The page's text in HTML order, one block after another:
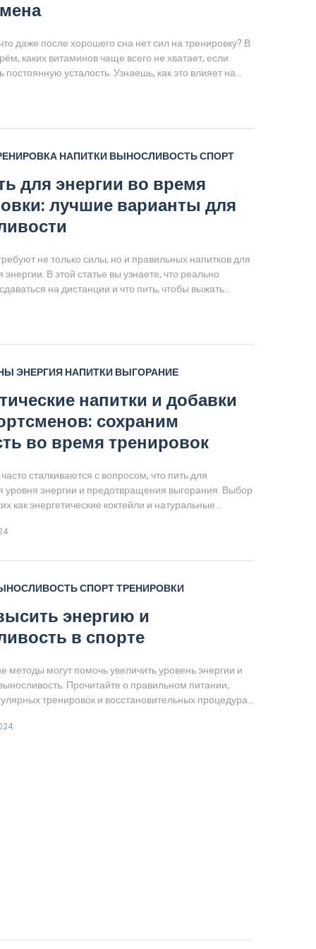
даже после хорошего сна нет сил на тренировку? В
каких витаминов чаще всего не хватает, если
усталость. Узнаешь, как это влияет на
для восполнения дефицита. Всё по делу,
НАПИТКИВЫНОСЛИВОСТЬСПОРТ
для энергии во время
лучшие варианты для
не только силы, но и правильных напитков для
В этой статье вы узнаете, что реально
на дистанции и что пить, чтобы выжать
расскажем, есть ли разница между водой,
ЭНЕРГИЯНАПИТКИВЫГОРАНИЕ
напитки и добавки
сохраним
во время тренировок
сталкиваются с вопросом, что пить для
уровня энергии и предотвращения выгорания. Выбор
как энергетические коктейли и натуральные
каждого компонента на организм, чтобы
СПОРТТРЕНИРОВКИ
энергию и
в спорте
методы могут помочь увеличить уровень энергии и
Прочитайте о правильном питании,
тренировок и восстановительных процедурах.
ваши тренировки более эффективными.